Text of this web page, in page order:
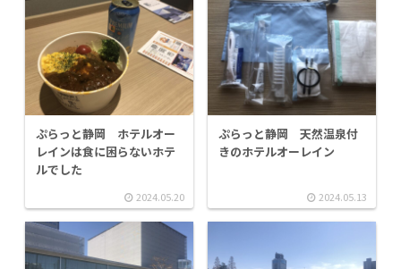
ぷらっと静岡 ホテルオー
レインは食に困らないホテ
ルでした
2024.05.20
ぷらっと静岡 天然温泉付
きのホテルオーレイン
2024.05.13